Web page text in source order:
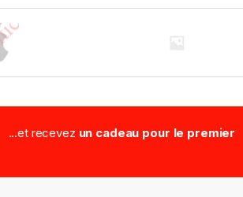
...et recevez un cadeau pour le premier